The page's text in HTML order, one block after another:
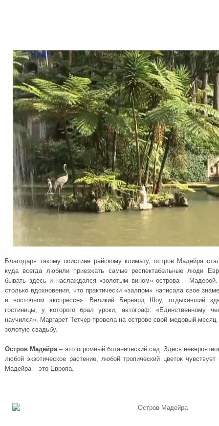
Благодаря такому поистине райскому климату, остров Мадейра
куда всегда любили приезжать самые респектабельные люди
бывать здесь и наслаждался «золотым вином» острова –
столько вдохновения, что практически «залпом» написала свое
в восточном экспрессе». Великий Бернард Шоу, отдыхавший
гостиницы, у которого брал уроки, автограф: «Единственному
научился». Маргарет Тетчер провела на острове свой медовый
золотую свадьбу.
Остров Мадейра– это огромный ботанический сад. Здесь
любой экзотическое растение, любой тропический цветок
Мадейра – это Европа.